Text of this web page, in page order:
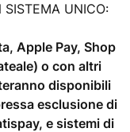
SISTEMA UNICO:
Apple Pay, Shop
o con altri
disponibili
esclusione di
e sistemi di